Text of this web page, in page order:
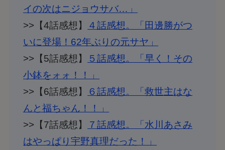
イの次はニジョウサバ…」
>>【4話感想】
４話感想。「田邊勝がつ
いに登場！62年ぶりの元サヤ」
>>【5話感想】
５話感想。「早く！その
小鉢をォォ！！」
>>【6話感想】
６話感想。「救世主はな
んと福ちゃん！！」
>>【7話感想】
７話感想。「水川あさみ
はやっぱり宇野真理だった！」